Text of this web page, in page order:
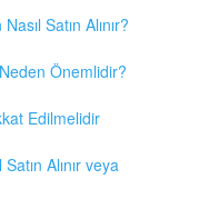
Satın Alınır?
Önemlidir?
Edilmelidir
Alınır veya